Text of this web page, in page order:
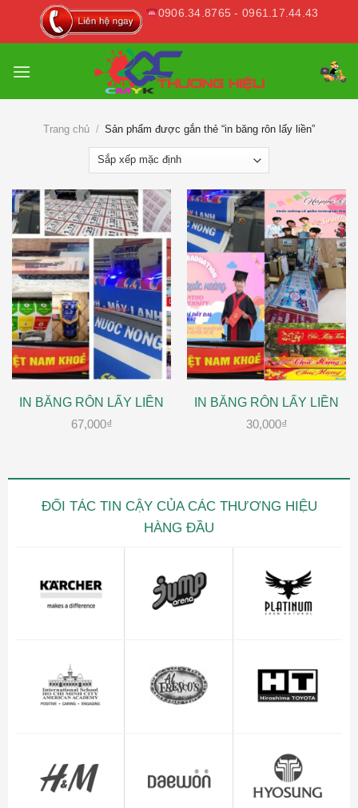
0906.34.8765 - 0961.17.44.43
Trang chủ / Sản phẩm được gắn thẻ “in băng rôn lấy liền”
IN BĂNG RÔN LẤY LIỀN
67,000₫
IN BĂNG RÔN LẤY LIỀN
30,000₫
ĐỐI TÁC TIN CẬY CỦA CÁC THƯƠNG HIỆU
HÀNG ĐẦU